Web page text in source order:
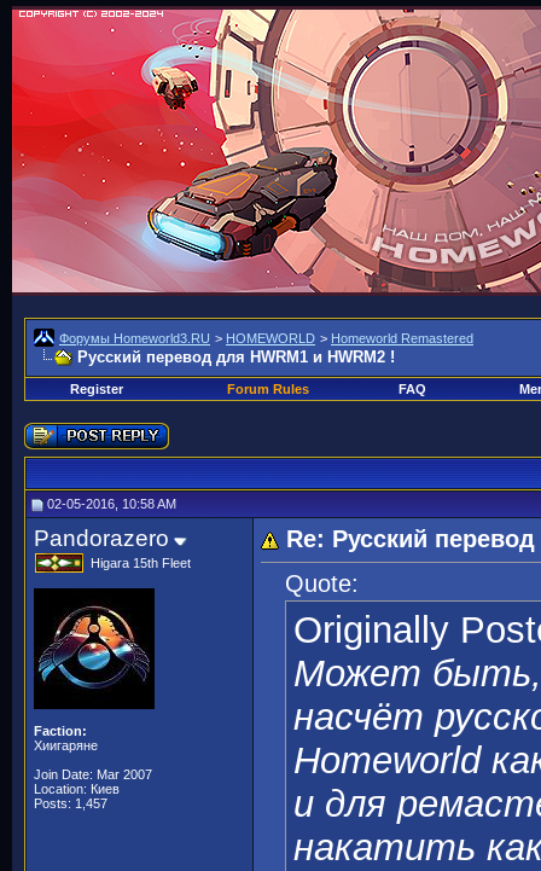
Форумы Homeworld3.RU > HOMEWORLD > Homeworld Remastered
Русский перевод для HWRM1 и HWRM2 !
Register Forum Rules FAQ
02-05-2016, 10:58 AM
Pandorazero
Higara 15th Fleet
Faction:
Хиигаряне
Join Date: Mar 2007
Location: Киев
Posts: 1,457
Re: Русский
Quote:
Originally
Может быть,
насчёт
Homeworld
и для
накатить